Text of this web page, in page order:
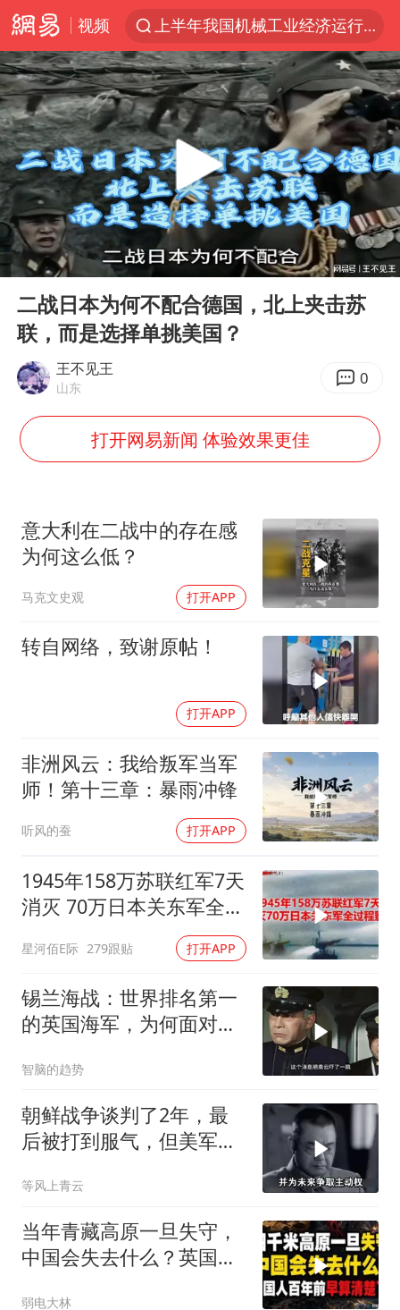
视频
上半年我国机械工业经济运行稳中有进
汪峰阻止14岁女儿买大牌
“立秋的第一杯奶茶”又爆单了
四川宜宾市高县发生4.9级地震
王力宏演唱会黄牛带观众藏匿被查获
泰国校园枪击案死亡人数升至7人
佛山通报笔试前13被淘汰后5名进体检
陕西省委书记赶赴柞水县杏坪镇
女孩摆摊卖菌子时收到北大通知书
公司“上四休三”但要降薪1000元
台风灿鸿未来对中国无影响
河南某医院2.33亿工程串标案细节披露
朱雨玲晋级WTT横滨冠军赛女单八强
“中国蔬菜之乡”最高温达41.8℃
东方之约 相约未来
Play
00:00 00:34
二战日本为何不配合德国，北上夹击苏
联，而是选择单挑美国？
王不见王
山东 0
打开网易新闻 体验效果更佳
意大利在二战中的存在感
为何这么低？
马克文史观 打开APP
转自网络，致谢原帖！
打开APP
非洲风云：我给叛军当军
师！第十三章：暴雨冲锋
听风的蚕 打开APP
1945年158万苏联红军7天
消灭 70万日本关东军全过
星河佰E际 279跟贴 打开APP
锡兰海战：世界排名第一
的英国海军，为何面对日
智脑的趋势
朝鲜战争谈判了2年，最
后被打到服气，但美军做
等风上青云
当年青藏高原一旦失守，
中国会失去什么？英国人
弱电大林